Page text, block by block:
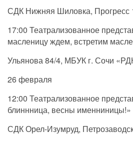
СДК Нижняя Шиловка, Прогресс
17:00 Театрализованное
масленицу ждем, встретим
Ульянова 84/4, МБУК г. Сочи
26 февраля
12:00 Театрализованное
блиннница, весны именниницы!»
СДК Орел-Изумруд,